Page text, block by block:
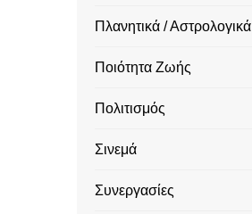
Πλανητικά / Αστρολογικά
Ποιότητα Ζωής
Πολιτισμός
Σινεμά
Συνεργασίες